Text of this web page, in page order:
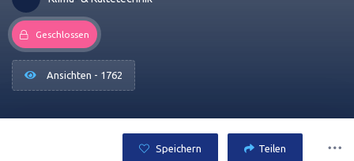
Geschlossen
Ansichten - 1762
Speichern Teilen